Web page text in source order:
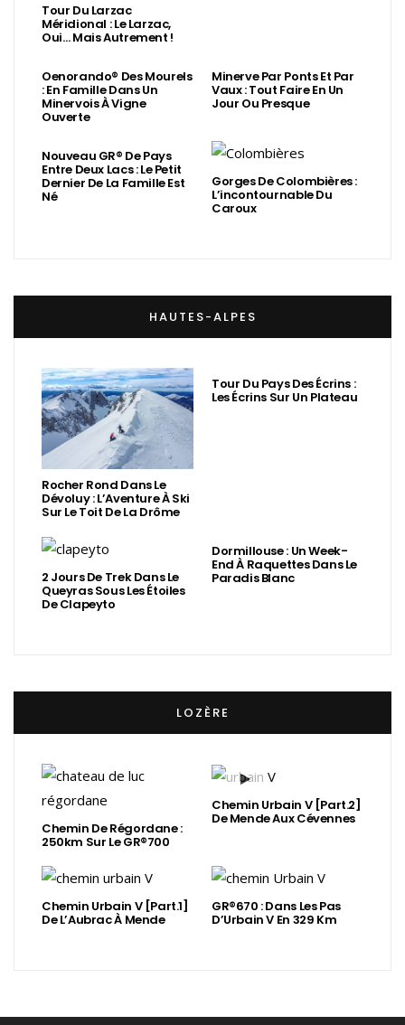
Tour Du Larzac
Méridional : Le Larzac,
Oui… Mais Autrement !
Oenorando® Des Mourels
: En Famille Dans Un
Minervois À Vigne
Ouverte
Minerve Par Ponts Et Par
Vaux : Tout Faire En Un
Jour Ou Presque
Nouveau GR® De Pays
Entre Deux Lacs : Le Petit
Dernier De La Famille Est
Né
Gorges De Colombières :
L’incontournable Du
Caroux
HAUTES-ALPES
Rocher Rond Dans Le
Dévoluy : L’Aventure À Ski
Sur Le Toit De La Drôme
Tour Du Pays Des Écrins :
Les Écrins Sur Un Plateau
2 Jours De Trek Dans Le
Queyras Sous Les Étoiles
De Clapeyto
Dormillouse : Un Week-
End À Raquettes Dans Le
Paradis Blanc
LOZÈRE
Chemin De Régordane :
250km Sur Le GR®700
Chemin Urbain V [Part.2]
De Mende Aux Cévennes
Chemin Urbain V [Part.1]
De L’Aubrac À Mende
GR®670 : Dans Les Pas
D’Urbain V En 329 Km